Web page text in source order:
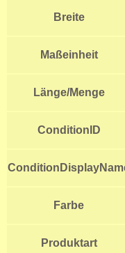
Breite
Maßeinheit
Länge/Menge
ConditionID
Farbe
Produktart